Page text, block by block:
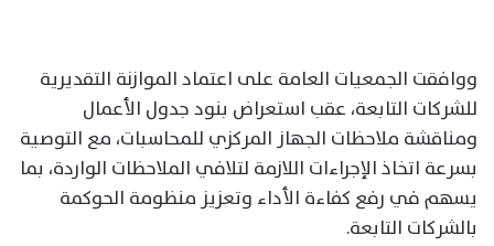
ووافقت الجمعيات العامة على اعتماد الموازنة التقديرية
للشركات التابعة، عقب استعراض بنود جدول الأعمال
ومناقشة ملاحظات الجهاز المركزي للمحاسبات، مع التوصية
بسرعة اتخاذ الإجراءات اللازمة لتلافي الملاحظات الواردة، بما
يسهم في رفع كفاءة الأداء وتعزيز منظومة الحوكمة
بالشركات التابعة.